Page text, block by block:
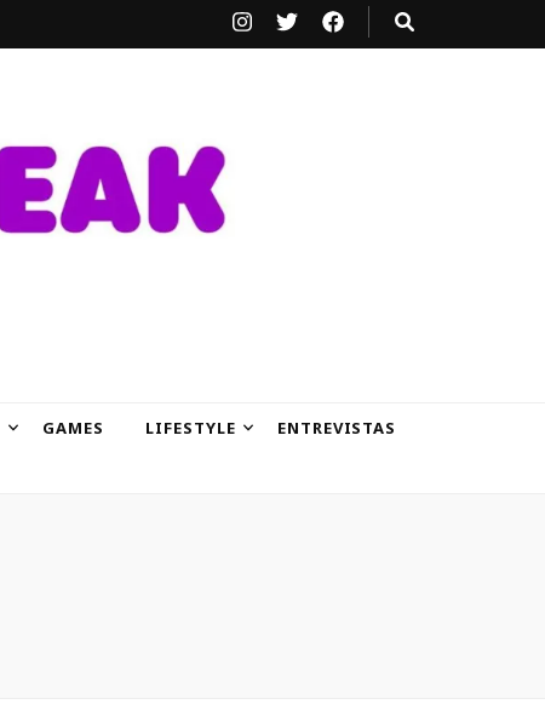
GAMES LIFESTYLE
ENTREVISTAS